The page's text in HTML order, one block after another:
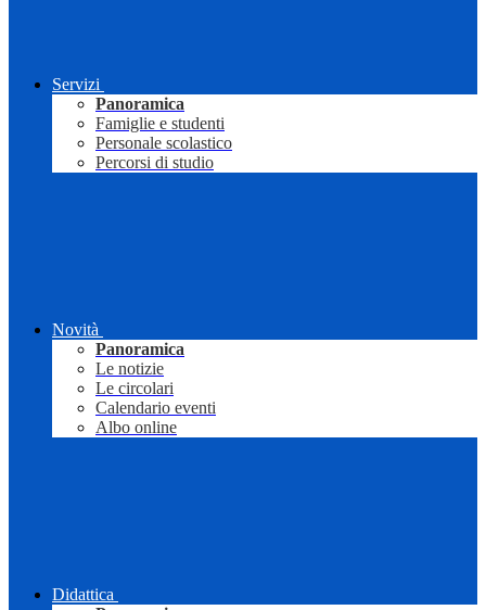
Servizi
Panoramica
Famiglie e studenti
Personale scolastico
Percorsi di studio
Novità
Panoramica
Le notizie
Le circolari
Calendario eventi
Albo online
Didattica